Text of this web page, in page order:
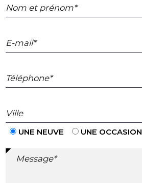
Nom et prénom*
E-mail*
Téléphone*
Ville
UNE NEUVE UNE OCCASION
Message*